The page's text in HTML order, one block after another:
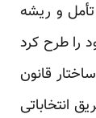
و ریشه
را طرح کرد
قانون
انتخاباتی